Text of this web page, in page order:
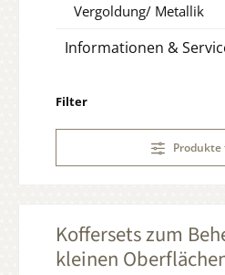
Vergoldung/ Metallik
Informationen &
Filter
Koffersets zum
kleinen